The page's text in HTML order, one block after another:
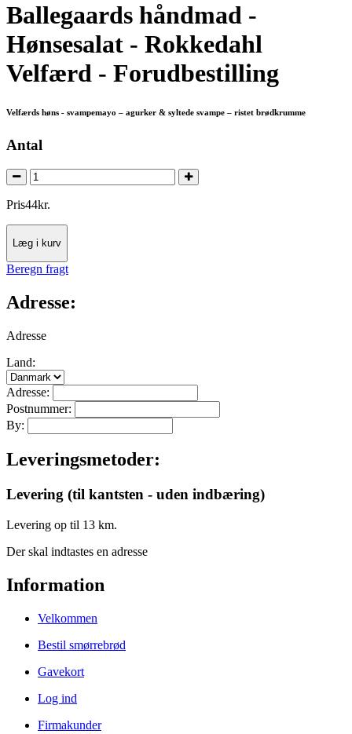
Ballegaards håndmad -
Hønsesalat - Rokkedahl
Velfærd - Forudbestilling
Velfærds høns - svampemayo – agurker & syltede svampe – ristet brødkrumme
Antal
Pris44kr.
Læg i kurv
Beregn fragt
Adresse:
Adresse
Land:
Adresse:
Postnummer:
By:
Leveringsmetoder:
Levering (til kantsten - uden indbæring)
Levering op til 13 km.
Der skal indtastes en adresse
Information
Velkommen
Bestil smørrebrød
Gavekort
Log ind
Firmakunder